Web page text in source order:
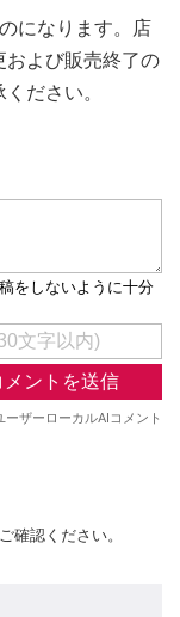
になります。店
および販売終了の
ださい。
確認ください。